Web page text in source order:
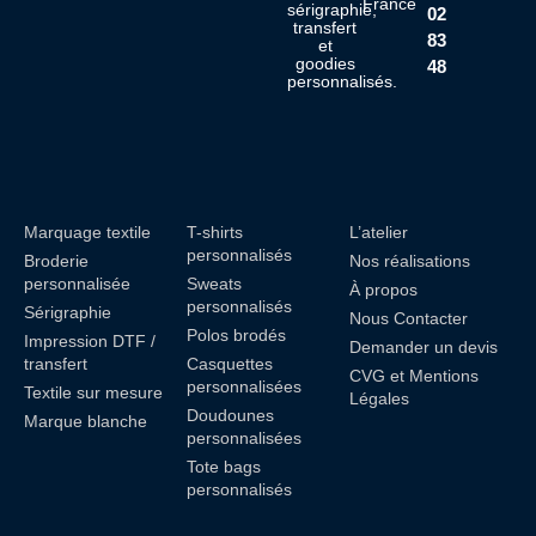
sérigraphie,
transfert
et
goodies
personnalisés.
02
83
48
Marquage textile
Broderie
personnalisée
Sérigraphie
Impression DTF /
transfert
Textile sur mesure
Marque blanche
T-shirts
personnalisés
Sweats
personnalisés
Polos brodés
Casquettes
personnalisées
Doudounes
personnalisées
Tote bags
personnalisés
L’atelier
Nos réalisations
À propos
Nous Contacter
Demander un devis
CVG et Mentions
Légales